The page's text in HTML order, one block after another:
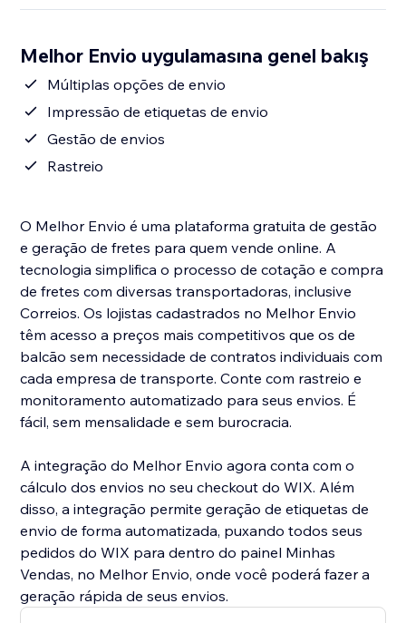
Melhor Envio uygulamasına genel bakış
Múltiplas opções de envio
Impressão de etiquetas de envio
Gestão de envios
Rastreio
O Melhor Envio é uma plataforma gratuita de gestão
e geração de fretes para quem vende online. A
tecnologia simplifica o processo de cotação e compra
de fretes com diversas transportadoras, inclusive
Correios. Os lojistas cadastrados no Melhor Envio
têm acesso a preços mais competitivos que os de
balcão sem necessidade de contratos individuais com
cada empresa de transporte. Conte com rastreio e
monitoramento automatizado para seus envios. É
fácil, sem mensalidade e sem burocracia.
A integração do Melhor Envio agora conta com o
cálculo dos envios no seu checkout do WIX. Além
disso, a integração permite geração de etiquetas de
envio de forma automatizada, puxando todos seus
pedidos do WIX para dentro do painel Minhas
Vendas, no Melhor Envio, onde você poderá fazer a